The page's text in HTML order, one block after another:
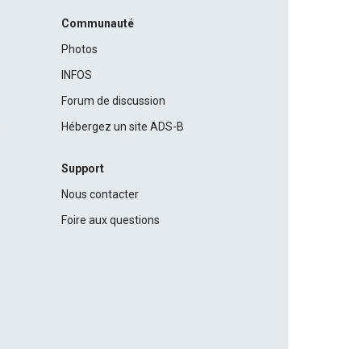
Communauté
Photos
INFOS
Forum de discussion
Hébergez un site ADS-B
Support
Nous contacter
Foire aux questions